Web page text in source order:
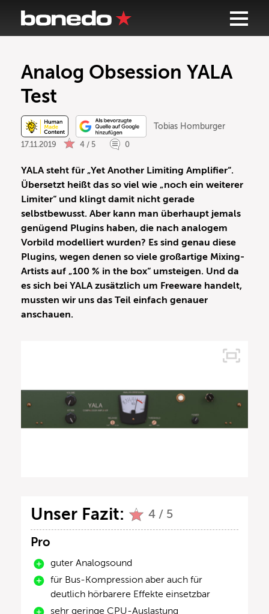
Analog Obsession YALA
Test
Tobias Homburger
17.11.2019 4 / 5 0
YALA steht für „Yet Another Limiting Amplifier“.
Übersetzt heißt das so viel wie „noch ein weiterer
Limiter“ und klingt damit nicht gerade
selbstbewusst. Aber kann man überhaupt jemals
genügend Plugins haben, die nach analogem
Vorbild modelliert wurden? Es sind genau diese
Plugins, wegen denen so viele großartige Mixing-
Artists auf „100 % in the box“ umsteigen. Und da
es sich bei YALA zusätzlich um Freeware handelt,
mussten wir uns das Teil einfach genauer
anschauen.
Unser Fazit: 4 / 5
Pro
guter Analogsound
für Bus-Kompression aber auch für
deutlich hörbarere Effekte einsetzbar
sehr geringe CPU-Auslastung